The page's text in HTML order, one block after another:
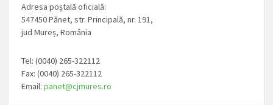
Adresa poștală oficială:
547450 Pănet, str. Principală, nr. 191,
jud Mureș, România
Tel: (0040) 265-322112
Fax: (0040) 265-322112
Email: panet@cjmures.ro